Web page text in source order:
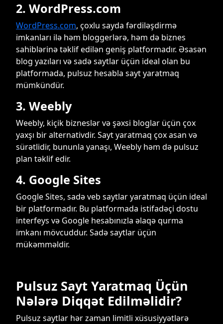
2. WordPress.com
WordPress.com, çoxlu sayda fərdiləşdirmə
imkanları ilə həm bloggerlərə, həm də biznes
sahiblərinə təklif edilən geniş platformadır. Əsasən
blog yazıları və sadə saytlar üçün ideal olan bu
platformada, pulsuz hesabla sayt yaratmaq
mümkündür.
3. Weebly
Weebly, kiçik bizneslər və şəxsi bloglar üçün çox
yaxşı bir alternativdir. Sayt yaratmaq çox asan və
sürətlidir, bununla yanaşı, Weebly həm də pulsuz
plan təklif edir.
4. Google Sites
Google Sites, sadə veb saytlar yaratmaq üçün ideal
bir platformadır. Bu platformada istifadəçi dostu
interfeys və Google hesabınızla əlaqə qurma
imkanı mövcuddur. Sadə saytlar üçün
mükəmməldir.
Pulsuz Sayt Yaratmaq Üçün
Nələrə Diqqət Edilməlidir?
Pulsuz saytlar hər zaman limitli xüsusiyyətlərə